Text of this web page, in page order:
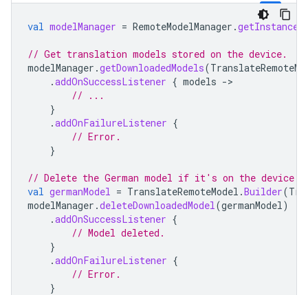
val modelManager = RemoteModelManager .getInstance
// Get translation models stored on the device.
modelManager .getDownloadedModels(
.addOnSuccessListener { models ->
// ...
}
.addOnFailureListener {
// Error.
}
// Delete the German model if it's on the device.
val germanModel = TranslateRemoteModel .Builder(
modelManager .deleteDownloadedModel(germanModel)
.addOnSuccessListener {
// Model deleted.
}
.addOnFailureListener {
// Error.
}